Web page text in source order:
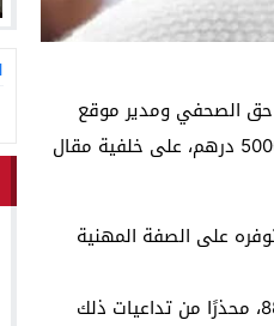
الابتدائي الصادر في حق الصحفي ومدير موقع
“بلادنا24″، يونس أفطيط، والقاضي بـ6 أشهر حبسا موقوف التنفيذ وغرامة مالية قدرها 5000 درهم، على خلفية مقال
على الصفة المهنية
من جهته، استنكر اتحاد المقاولات الصحفية الصغرى متابعة الصحفي خارج إطار قانون 88.13، محذرًا من تداعيات ذلك